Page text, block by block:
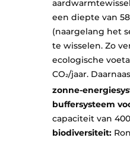
een diepte van
(naargelang het
te wisselen. Zo
ecologische
CO²/jaar.
zonne-
buffersysteem
capaciteit van
biodiversiteit: